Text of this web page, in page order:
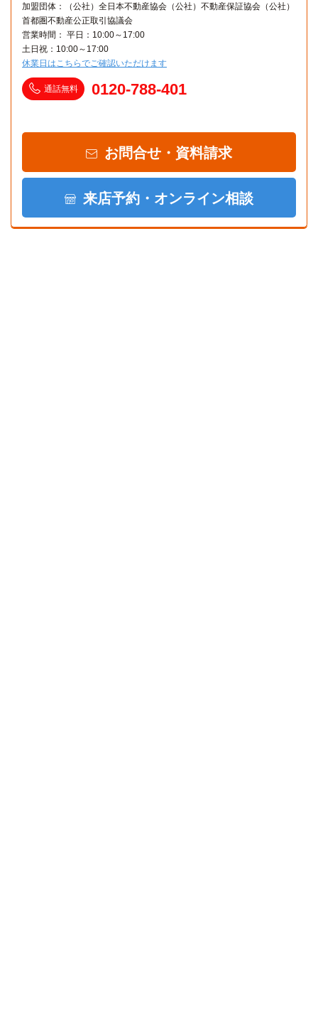
加盟団体：（公社）全日本不動産協会（公社）不動産保証協会（公社）
首都圏不動産公正取引協議会
営業時間： 平日：10:00～17:00
土日祝：10:00～17:00
休業日はこちらでご確認いただけます
通話無料 0120-788-401
お問合せ・資料請求
来店予約・オンライン相談